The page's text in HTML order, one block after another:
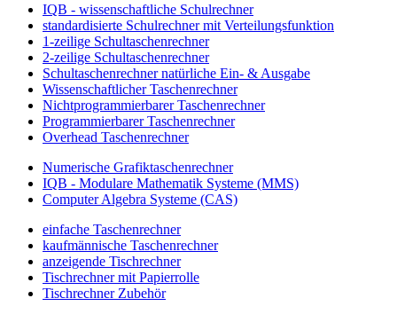
IQB - wissenschaftliche Schulrechner
standardisierte Schulrechner mit Verteilungsfunktion
1-zeilige Schultaschenrechner
2-zeilige Schultaschenrechner
Schultaschenrechner natürliche Ein- & Ausgabe
Wissenschaftlicher Taschenrechner
Nichtprogrammierbarer Taschenrechner
Programmierbarer Taschenrechner
Overhead Taschenrechner
Numerische Grafiktaschenrechner
IQB - Modulare Mathematik Systeme (MMS)
Computer Algebra Systeme (CAS)
einfache Taschenrechner
kaufmännische Taschenrechner
anzeigende Tischrechner
Tischrechner mit Papierrolle
Tischrechner Zubehör